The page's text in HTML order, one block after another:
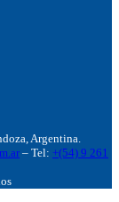
Argentina.
– Tel: +(54) 9 261